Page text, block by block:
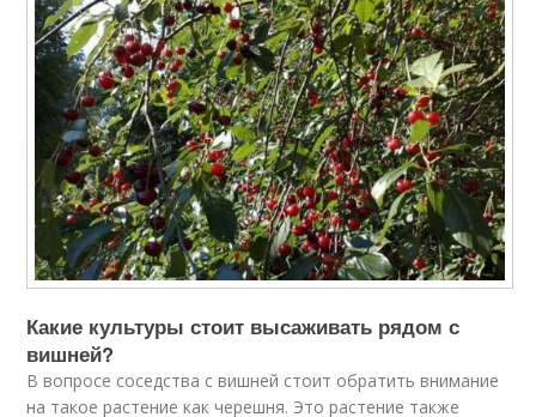
Какие культуры стоит высаживать рядом с
вишней?
В вопросе соседства с вишней стоит обратить внимание
на такое растение как черешня. Это растение также